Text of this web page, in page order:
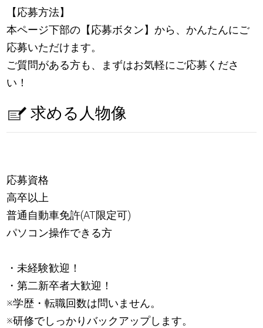
【応募方法】
本ページ下部の【応募ボタン】から、かんたんにご
応募いただけます。
ご質問がある方も、まずはお気軽にご応募くださ
い！
求める人物像
応募資格
高卒以上
普通自動車免許(AT限定可)
パソコン操作できる方
・未経験歓迎！
・第二新卒者大歓迎！
※学歴・転職回数は問いません。
※研修でしっかりバックアップします。